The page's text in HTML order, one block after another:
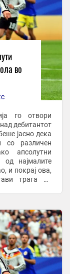
во
го отвори
дебитантот
со различен
апсолутни
од најмалите
и покрај ова,
трага во